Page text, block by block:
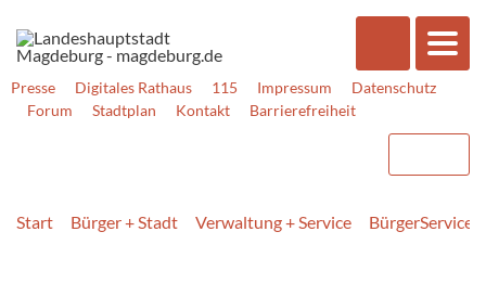
Presse Digitales Rathaus 115 Impressum
Datenschutz
Forum
Stadtplan Kontakt Barrierefreiheit
Start Bürger + Stadt Verwaltung + Service BürgerService